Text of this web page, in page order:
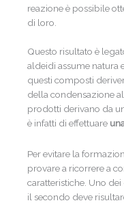
reazione è possibile
di loro.
Questo risultato è
aldeidi assume natura
questi composti
della condensazione
prodotti derivano da
è infatti di effettuare
Per evitare la
provare a ricorrere a
caratteristiche. Uno
il secondo deve